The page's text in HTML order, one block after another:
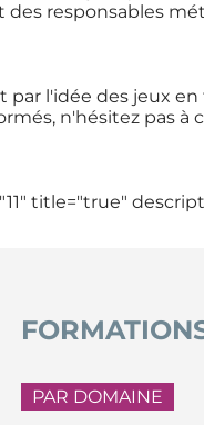
des responsables
par l'idée des jeux
n'hésitez pas à
title="true"
PAR DOMAINE